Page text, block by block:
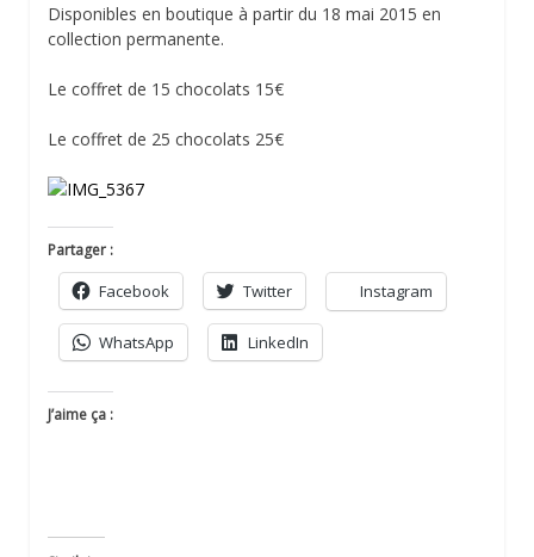
Disponibles en boutique à partir du 18 mai 2015 en
collection permanente.
Le coffret de 15 chocolats 15€
Le coffret de 25 chocolats 25€
Partager :
Facebook Twitter Instagram
WhatsApp LinkedIn
J’aime ça :